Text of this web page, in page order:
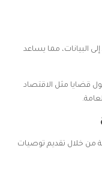
البيانات، مما يساعد
قضايا مثل الاقتصاد
من خلال تقديم توصيات